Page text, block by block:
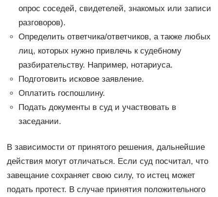
опрос соседей, свидетелей, знакомых или записи
разговоров).
Определить ответчика/ответчиков, а также любых
лиц, которых нужно привлечь к судебному
разбирательству. Например, нотариуса.
Подготовить исковое заявление.
Оплатить госпошлину.
Подать документы в суд и участвовать в
заседании.
В зависимости от принятого решения, дальнейшие
действия могут отличаться. Если суд посчитал, что
завещание сохраняет свою силу, то истец может
подать протест. В случае принятия положительного